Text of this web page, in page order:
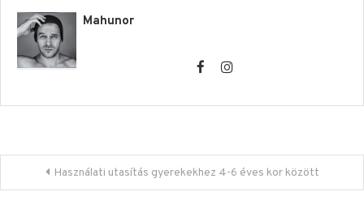
Mahunor
Bejegyzés navigáció
Használati utasítás gyerekekhez 4-6 éves kor között